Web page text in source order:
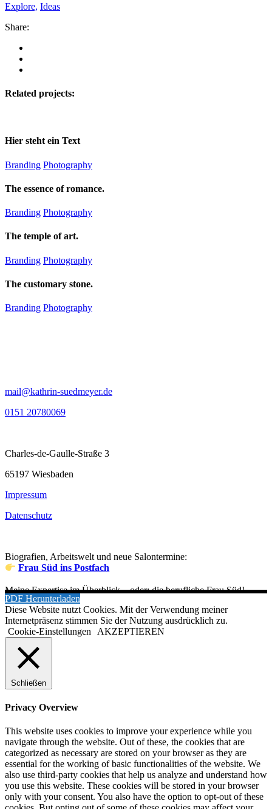
Explore, Ideas
Share:
Related projects:
Hier steht ein Text
Branding Photography
The essence of romance.
Branding Photography
The temple of art.
Branding Photography
The customary stone.
Branding Photography
mail@kathrin-suedmeyer.de
0151 20780069
Charles-de-Gaulle-Straße 3
65197 Wiesbaden
Impressum
Datenschutz
Biografien, Arbeitswelt und neue Salontermine:
Frau Süd ins Postfach
Meine Expertise im Überblick – oder: die berufliche Frau Süd!
PDF Herunterladen
Diese Website nutzt Cookies. Mit der Verwendung meiner
Internetpräsenz stimmen Sie der Nutzung ausdrücklich zu.
Cookie-Einstellungen
AKZEPTIEREN
Schließen
Privacy Overview
This website uses cookies to improve your experience while you
navigate through the website. Out of these, the cookies that are
categorized as necessary are stored on your browser as they are
essential for the working of basic functionalities of the website. We
also use third-party cookies that help us analyze and understand how
you use this website. These cookies will be stored in your browser
only with your consent. You also have the option to opt-out of these